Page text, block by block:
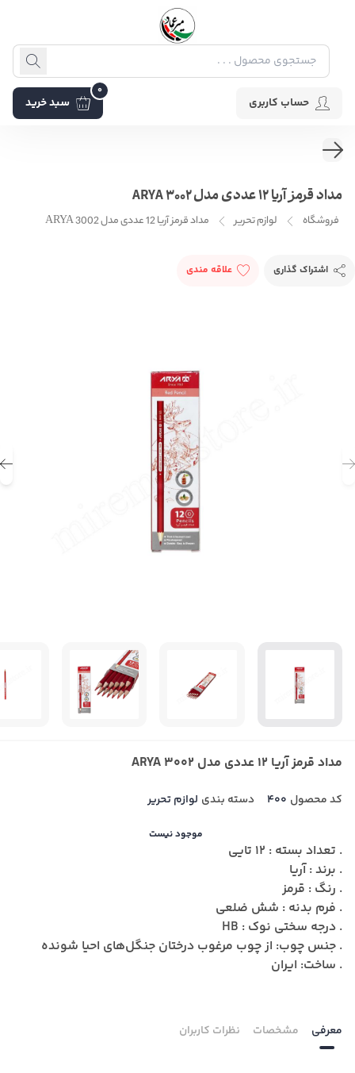
حساب کاربری سبد خرید
0
مداد قرمز آریا 12 عددی مدل 3002 ARYA
فروشگاه لوازم تحریر مداد قرمز آریا 12 عددی مدل 3002 ARYA
اشتراک گذاری علاقه مندی
مداد قرمز آریا 12 عددی مدل 3002 ARYA
کد محصول 400 دسته بندی لوازم تحریر
موجود نیست
. تعداد بسته : 12 تایی
. برند : آریا
. رنگ : قرمز
. فرم بدنه : شش ضلعی
. درجه سختی نوک : HB
. جنس چوب: از چوب مرغوب درختان جنگل‌های احیا شونده
. ساخت: ایران
معرفی مشخصات نظرات کاربران